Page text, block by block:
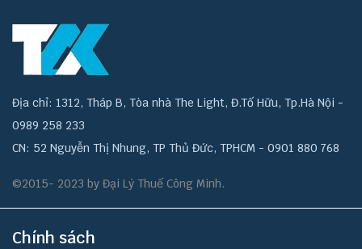
Địa chỉ: 1312, Tháp B, Tòa nhà The Light, Đ.Tố Hữu, Tp.Hà Nội -
0989 258 233
CN: 52 Nguyễn Thị Nhung, TP Thủ Đức, TPHCM - 0901 880 768
©2015- 2023 by Đại Lý Thuế Công Minh.
Chính sách